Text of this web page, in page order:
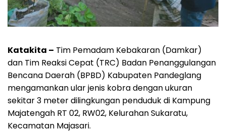
Katakita – Tim Pemadam Kebakaran (Damkar)
dan Tim Reaksi Cepat (TRC) Badan Penanggulangan
Bencana Daerah (BPBD) Kabupaten Pandeglang
mengamankan ular jenis kobra dengan ukuran
sekitar 3 meter dilingkungan penduduk di Kampung
Majatengah RT 02, RW02, Kelurahan Sukaratu,
Kecamatan Majasari.